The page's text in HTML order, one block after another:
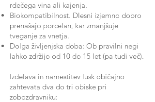
rdečega vina ali kajenja.
Biokompatibilnost. Dlesni izjemno dobro
prenašajo porcelan, kar zmanjšuje
tveganje za vnetja.
Dolga življenjska doba: Ob pravilni negi
lahko zdržijo od 10 do 15 let (pa tudi več).
Izdelava in namestitev lusk običajno
zahtevata dva do tri obiske pri
zobozdravniku: